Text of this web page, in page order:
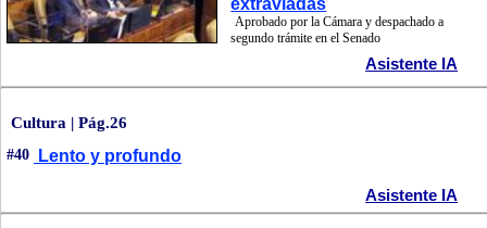
extraviadas
Aprobado por la Cámara y despachado a
segundo trámite en el Senado
Asistente IA
Cultura | Pág.26
#40 Lento y profundo
Asistente IA